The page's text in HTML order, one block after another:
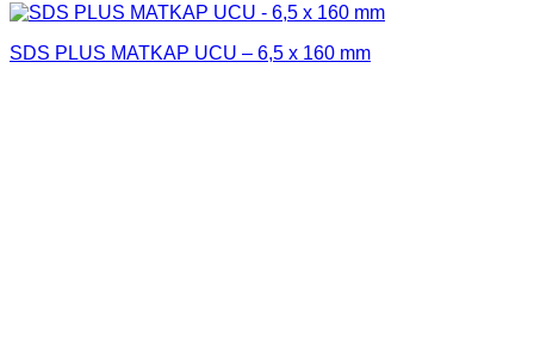
SDS PLUS MATKAP UCU – 6,5 x 160 mm